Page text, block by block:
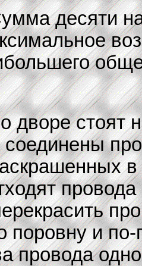
десяти
дворе стоят
в
поровну и по-
провода